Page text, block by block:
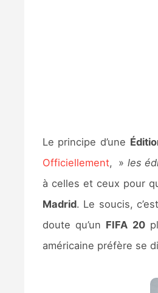
Le principe d’une
Officiellement, » les
à celles et ceux pour
Madrid. Le soucis,
doute qu’un FIFA 20
américaine préfère se